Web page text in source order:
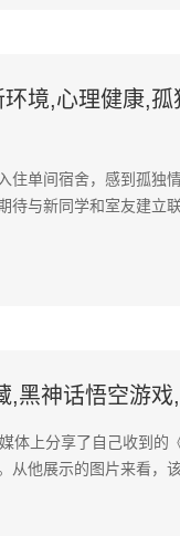
境,心理健康,
住单间宿舍，感到孤独
待与新同学和室友建立
,黑神话悟空游
体上分享了自己收到的
从他展示的图片来看，